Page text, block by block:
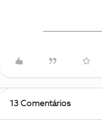
13 Comentários